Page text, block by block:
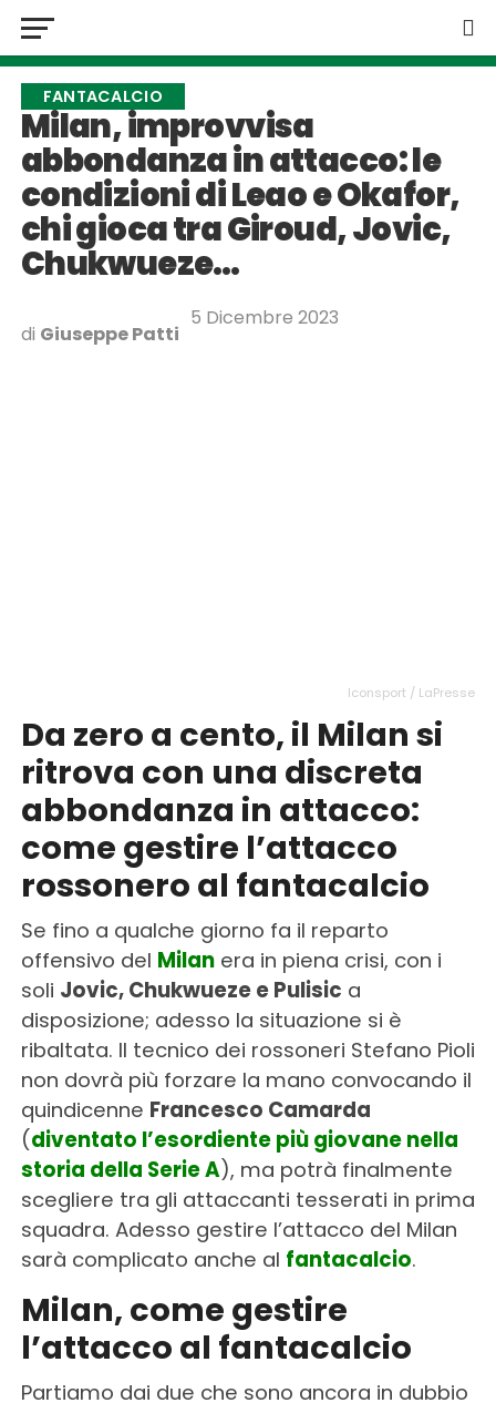
FANTACALCIO
Milan, improvvisa
abbondanza in attacco: le
condizioni di Leao e Okafor,
chi gioca tra Giroud, Jovic,
Chukwueze…
di Giuseppe Patti
5 Dicembre 2023
Iconsport / LaPresse
Da zero a cento, il Milan si
ritrova con una discreta
abbondanza in attacco:
come gestire l’attacco
rossonero al fantacalcio
Se fino a qualche giorno fa il reparto
offensivo del Milan era in piena crisi, con i
soli Jovic, Chukwueze e Pulisic a
disposizione; adesso la situazione si è
ribaltata. Il tecnico dei rossoneri Stefano Pioli
non dovrà più forzare la mano convocando il
quindicenne Francesco Camarda
(diventato l’esordiente più giovane nella
storia della Serie A), ma potrà finalmente
scegliere tra gli attaccanti tesserati in prima
squadra. Adesso gestire l’attacco del Milan
sarà complicato anche al fantacalcio.
Milan, come gestire
l’attacco al fantacalcio
Partiamo dai due che sono ancora in dubbio